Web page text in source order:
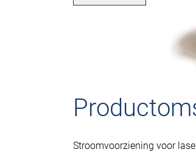
Stroomvoorziening voor